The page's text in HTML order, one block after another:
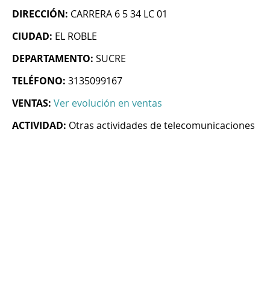
DIRECCIÓN: CARRERA 6 5 34 LC 01
CIUDAD: EL ROBLE
DEPARTAMENTO: SUCRE
TELÉFONO: 3135099167
VENTAS: Ver evolución en ventas
ACTIVIDAD: Otras actividades de telecomunicaciones